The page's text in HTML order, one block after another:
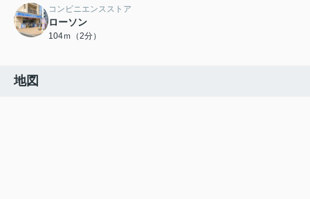
コンビニエンスストア
ローソン
104ｍ（2分）
地図